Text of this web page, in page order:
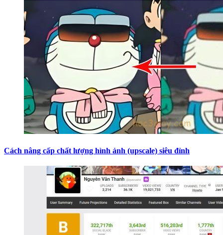
Cách nâng cấp chất lượng hình ảnh (upscale) siêu đỉnh